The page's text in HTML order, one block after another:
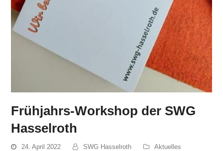
Frühjahrs-Workshop der SWG
Hasselroth
24. April 2022 SWG Hasselroth
Aktuelles